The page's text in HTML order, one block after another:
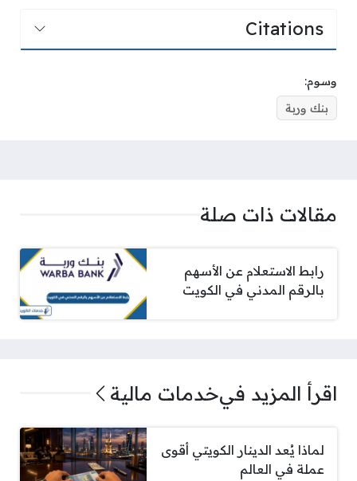
Citations
وسوم:
بنك وربة
مقالات ذات صلة
رابط الاستعلام عن الأسهم
بالرقم المدني في الكويت
اقرأ المزيد فيخدمات مالية
لماذا يُعد الدينار الكويتي أقوى
عملة في العالم